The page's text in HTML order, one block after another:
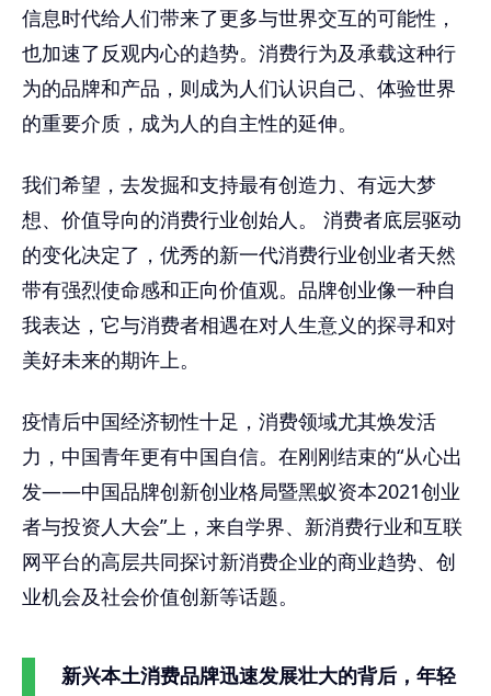
信息时代给人们带来了更多与世界交互的可能性，
也加速了反观内心的趋势。消费行为及承载这种行
为的品牌和产品，则成为人们认识自己、体验世界
的重要介质，成为人的自主性的延伸。
我们希望，去发掘和支持最有创造力、有远大梦
想、价值导向的消费行业创始人。 消费者底层驱动
的变化决定了，优秀的新一代消费行业创业者天然
带有强烈使命感和正向价值观。品牌创业像一种自
我表达，它与消费者相遇在对人生意义的探寻和对
美好未来的期许上。
疫情后中国经济韧性十足，消费领域尤其焕发活
力，中国青年更有中国自信。在刚刚结束的“从心出
发——中国品牌创新创业格局暨黑蚁资本2021创业
者与投资人大会”上，来自学界、新消费行业和互联
网平台的高层共同探讨新消费企业的商业趋势、创
业机会及社会价值创新等话题。
新兴本土消费品牌迅速发展壮大的背后，年轻